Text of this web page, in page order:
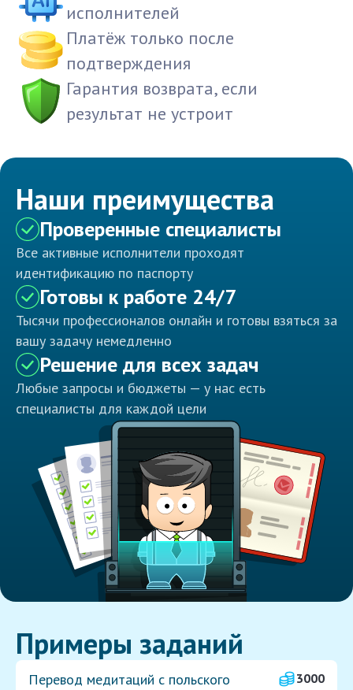
исполнителей
Платёж только после
подтверждения
Гарантия возврата, если
результат не устроит
Наши преимущества
Проверенные специалисты
Все активные исполнители проходят
идентификацию по паспорту
Готовы к работе 24/7
Тысячи профессионалов онлайн и готовы взяться за
вашу задачу немедленно
Решение для всех задач
Любые запросы и бюджеты — у нас есть
специалисты для каждой цели
Примеры заданий
Перевод медитаций с польского
3000